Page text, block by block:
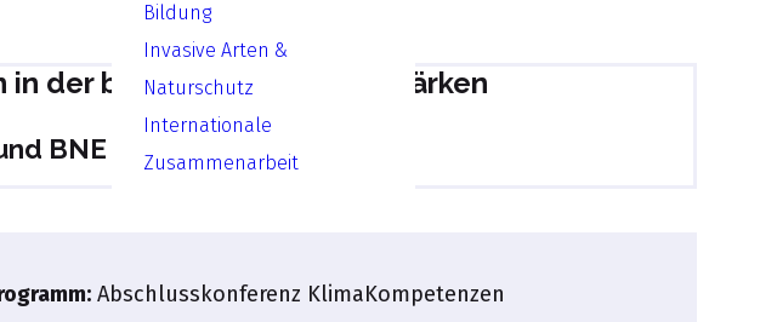
Bildung
Invasive Arten &
Naturschutz
Internationale
Zusammenarbeit
in der beruflichen Bildung stärken
BNE zukunftsfähig machen
: Abschlusskonferenz KlimaKompetenzen